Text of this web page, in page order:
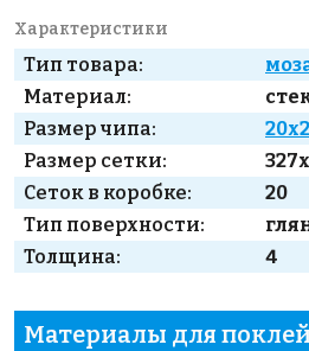
Характеристики
Тип товара:
Материал:
Размер чипа:
Размер сетки:
Сеток в коробке:
20
Тип поверхности:
Толщина:
4
Материалы для